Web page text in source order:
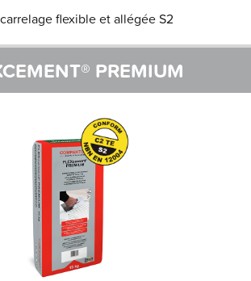
flexible et allégée S2
PREMIUM